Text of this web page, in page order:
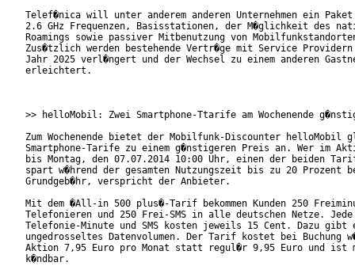
Telef�nica will unter anderem anderen Unternehmen ein
2.6 GHz Frequenzen, Basisstationen, der M�glichkeit des
Roamings sowie passiver Mitbenutzung von
Zus�tzlich werden bestehende Vertr�ge mit Service
Jahr 2025 verl�ngert und der Wechsel zu einem anderen
erleichtert.
>> helloMobil: Zwei Smartphone-Ttarife am Wochenende
Zum Wochenende bietet der Mobilfunk-Discounter helloMobil
Smartphone-Tarife zu einem g�nstigeren Preis an. Wer im
bis Montag, den 07.07.2014 10:00 Uhr, einen der beiden
spart w�hrend der gesamten Nutzungszeit bis zu 20 Prozent
Grundgeb�hr, verspricht der Anbieter.
Mit dem �All-in 500 plus�-Tarif bekommen Kunden 250
Telefonieren und 250 Frei-SMS in alle deutschen Netze.
Telefonie-Minute und SMS kosten jeweils 15 Cent. Dazu gibt
ungedrosseltes Datenvolumen. Der Tarif kostet bei Buchung
Aktion 7,95 Euro pro Monat statt regul�r 9,95 Euro und ist
k�ndbar.